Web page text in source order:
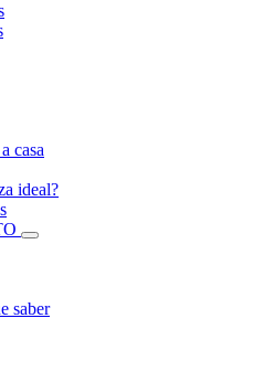
casa
ideal?
saber